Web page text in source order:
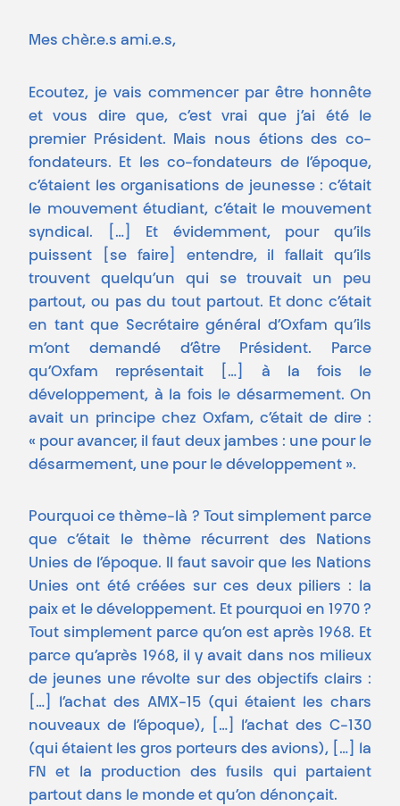
Mes chèr.e.s ami.e.s,
Ecoutez, je vais commencer par être honnête
et vous dire que, c’est vrai que j’ai été le
premier Président. Mais nous étions des co-
fondateurs. Et les co-fondateurs de l’époque,
c’étaient les organisations de jeunesse : c’était
le mouvement étudiant, c’était le mouvement
syndical. […] Et évidemment, pour qu’ils
puissent [se faire] entendre, il fallait qu’ils
trouvent quelqu’un qui se trouvait un peu
partout, ou pas du tout partout. Et donc c’était
en tant que Secrétaire général d’Oxfam qu’ils
m’ont demandé d’être Président. Parce
qu’Oxfam représentait […] à la fois le
développement, à la fois le désarmement. On
avait un principe chez Oxfam, c’était de dire :
« pour avancer, il faut deux jambes : une pour le
désarmement, une pour le développement ».
Pourquoi ce thème-là ? Tout simplement parce
que c’était le thème récurrent des Nations
Unies de l’époque. Il faut savoir que les Nations
Unies ont été créées sur ces deux piliers : la
paix et le développement. Et pourquoi en 1970 ?
Tout simplement parce qu’on est après 1968. Et
parce qu’après 1968, il y avait dans nos milieux
de jeunes une révolte sur des objectifs clairs :
[…] l’achat des AMX-15 (qui étaient les chars
nouveaux de l’époque), […] l’achat des C-130
(qui étaient les gros porteurs des avions), […] la
FN et la production des fusils qui partaient
partout dans le monde et qu’on dénonçait.